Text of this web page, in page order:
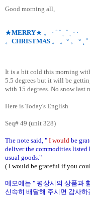
Good morning all,
★MERRY★ 。 · ˚ ˚ ˛ ˚ ˛ · ·
。 CHRISTMAS 。 。° 。 ° ˛ ˚ ˛
It is a bit cold this morning
5.5 degrees but it will be
with 15 degrees. No snow last
Here is Today's English
Seq# 49 (unit 328)
The note said, " I would be
deliver the commodities listed
usual goods."
( I would be grateful if you
메모에는 " 평상시의 상품과
신속히 배달해 주시면 감사하